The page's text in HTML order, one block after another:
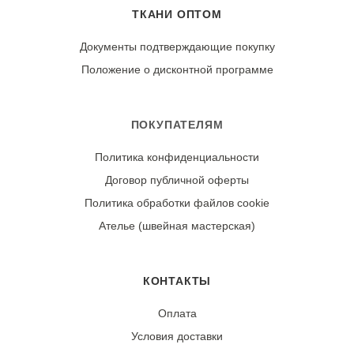
При правильном уходе демонстрирует отличную
ТКАНИ ОПТОМ
Документы подтверждающие покупку
Положение о дисконтной программе
ПОКУПАТЕЛЯМ
Политика конфиденциальности
Договор публичной оферты
Политика обработки файлов cookie
Ателье (швейная мастерская)
КОНТАКТЫ
Оплата
Условия доставки